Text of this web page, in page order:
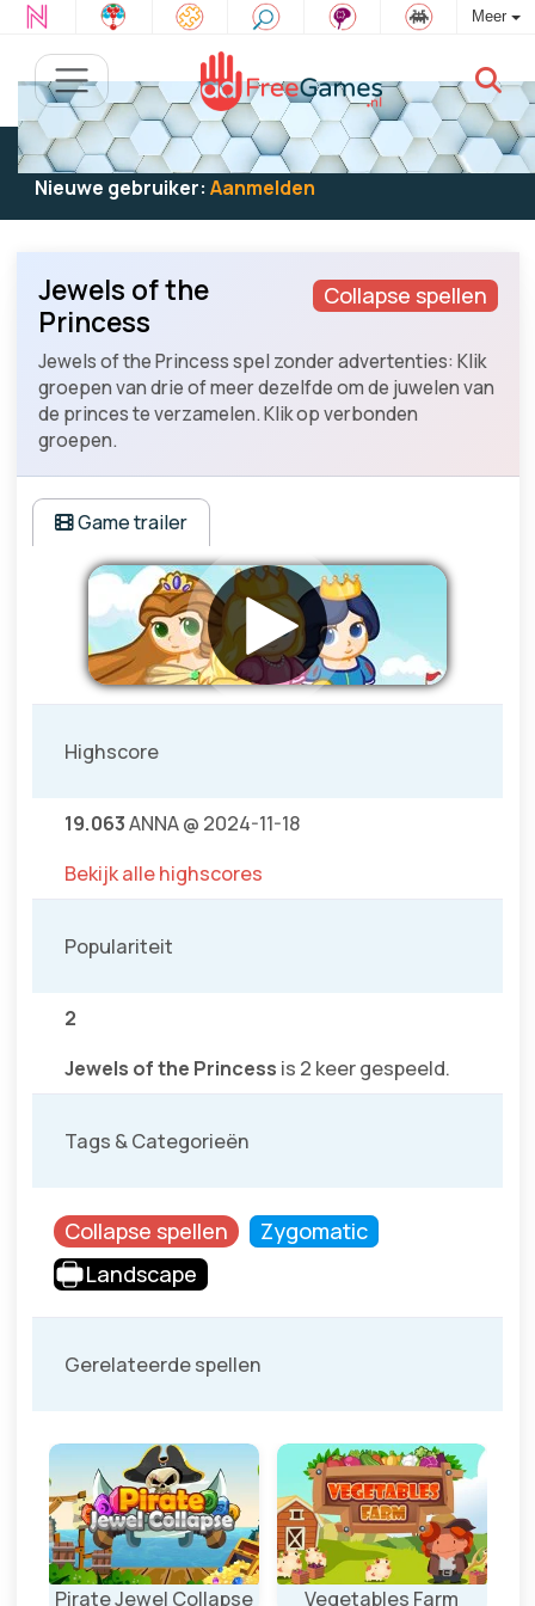
Meer
Bestaande gebruiker: Log in
om te spelen
Nieuwe gebruiker: Aanmelden
Collapse spellen
Jewels of the
Princess
Jewels of the Princess spel zonder advertenties: Klik
groepen van drie of meer dezelfde om de juwelen van
de princes te verzamelen. Klik op verbonden
groepen.
Game trailer
Highscore
19.063ANNA @ 2024-11-18
Bekijk alle highscores
Populariteit
2
Jewels of the Princess is 2 keer gespeeld.
Tags & Categorieën
Collapse spellen
Zygomatic
Landscape
Gerelateerde spellen
Pirate Jewel Collapse Vegetables Farm